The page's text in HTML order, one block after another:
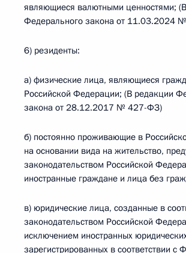
являющиеся валютными ценностями;
Федерального закона от 11.03.2024
6) резиденты:
а) физические лица, являющиеся
Российской Федерации; (В редакции
закона от 28.12.2017 № 427-ФЗ)
б) постоянно проживающие в
на основании вида на жительство,
законодательством Российской
иностранные граждане и лица без
в) юридические лица, созданные в
законодательством Российской
исключением иностранных
зарегистрированных в соответствии с